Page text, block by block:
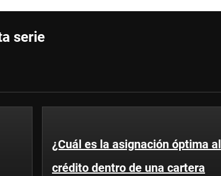
serie
¿Cuál es la asignación óptima al
crédito dentro de una cartera